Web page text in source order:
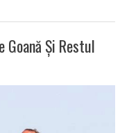
Și Restul